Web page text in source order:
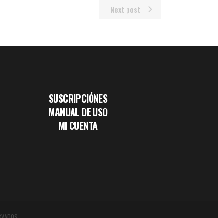
Next post
SUSCRIPCIÓNES
MANUAL DE USO
MI CUENTA